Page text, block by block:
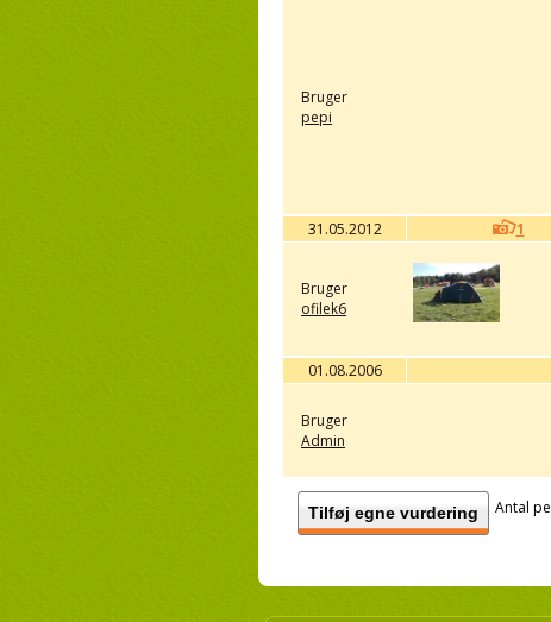
Bruger
pepi
31.05.2012
1
Bruger
ofilek6
01.08.2006
Bruger
Admin
Tilføj egne vurdering Antal